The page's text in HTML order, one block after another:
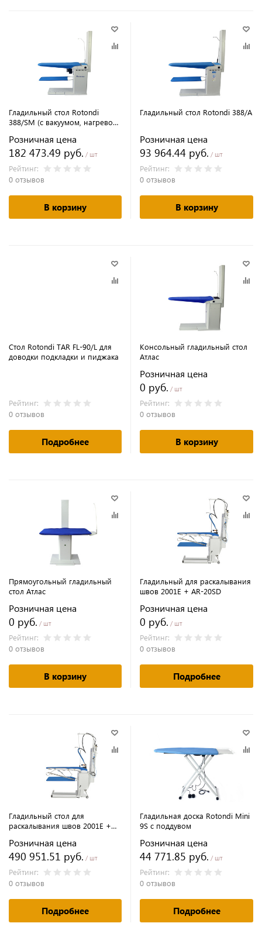
Гладильный стол Rotondi
388/SM (с вакуумом, нагревом,
Розничная цена
182 473.49 руб. / шт
Рейтинг:
0 отзывов
В корзину
Гладильный стол Rotondi 388/А
Розничная цена
93 964.44 руб. / шт
Рейтинг:
0 отзывов
В корзину
Стол Rotondi TAR FL-90/L для
доводки подкладки и пиджака
Рейтинг:
0 отзывов
Подробнее
Консольный гладильный стол
Атлас
Розничная цена
0 руб. / шт
Рейтинг:
0 отзывов
В корзину
Прямоугольный гладильный
стол Атлас
Розничная цена
0 руб. / шт
Рейтинг:
0 отзывов
В корзину
Гладильный для раскалывания
швов 2001E + AR-20SD
Розничная цена
0 руб. / шт
Рейтинг:
0 отзывов
Подробнее
Гладильный стол для
раскалывания швов 2001E +
Розничная цена
490 951.51 руб. / шт
Рейтинг:
0 отзывов
Подробнее
Гладильная доска Rotondi Mini
9S с поддувом
Розничная цена
44 771.85 руб. / шт
Рейтинг:
0 отзывов
Подробнее